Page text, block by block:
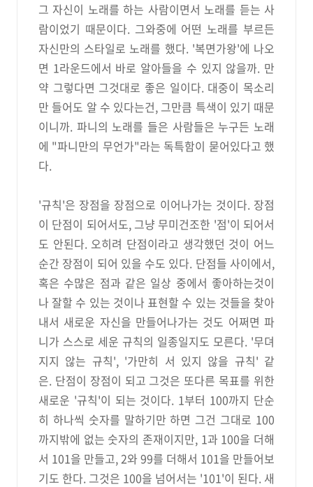
그 자신이 노래를 하는 사람이면서 노래를 듣는 사
람이었기 때문이다. 그와중에 어떤 노래를 부르든
자신만의 스타일로 노래를 했다. '복면가왕'에 나오
면 1라운드에서 바로 알아들을 수 있지 않을까. 만
약 그렇다면 그것대로 좋은 일이다. 대중이 목소리
만 들어도 알 수 있다는건, 그만큼 특색이 있기 때문
이니까. 파니의 노래를 들은 사람들은 누구든 노래
에 "파니만의 무언가"라는 독특함이 묻어있다고 했
다.
'규칙'은 장점을 장점으로 이어나가는 것이다. 장점
이 단점이 되어서도, 그냥 무미건조한 '점'이 되어서
도 안된다. 오히려 단점이라고 생각했던 것이 어느
순간 장점이 되어 있을 수도 있다. 단점들 사이에서,
혹은 수많은 점과 같은 일상 중에서 좋아하는것이
나 잘할 수 있는 것이나 표현할 수 있는 것들을 찾아
내서 새로운 자신을 만들어나가는 것도 어쩌면 파
니가 스스로 세운 규칙의 일종일지도 모른다. '무뎌
지지 않는 규칙', '가만히 서 있지 않을 규칙' 같
은. 단점이 장점이 되고 그것은 또다른 목표를 위한
새로운 '규칙'이 되는 것이다. 1부터 100까지 단순
히 하나씩 숫자를 말하기만 하면 그건 그대로 100
까지밖에 없는 숫자의 존재이지만, 1과 100을 더해
서 101을 만들고, 2와 99를 더해서 101을 만들어보
기도 한다. 그것은 100을 넘어서는 '101'이 된다. 새